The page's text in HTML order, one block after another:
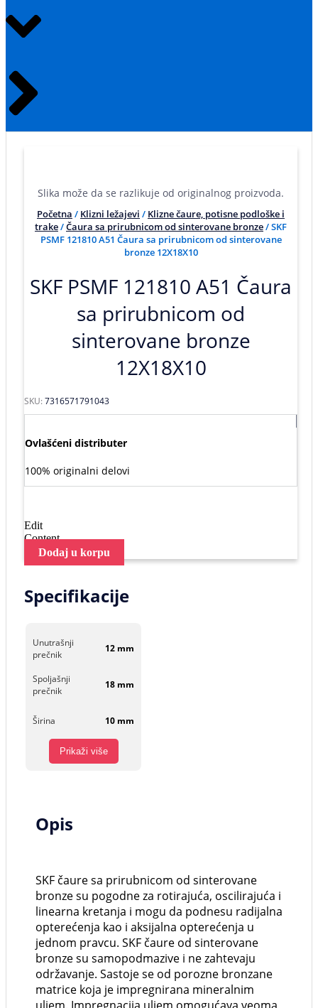
Slika može da se razlikuje od originalnog proizvoda.
Početna / Klizni ležajevi / Klizne čaure, potisne podloške i
trake/Čaura sa prirubnicom od sinterovane bronze/ SKF
PSMF 121810 A51 Čaura sa prirubnicom od sinterovane
bronze 12X18X10
SKF PSMF 121810 A51 Čaura
sa prirubnicom od
sinterovane bronze
12X18X10
SKU:7316571791043
Ovlašćeni distributer
100% originalni delovi
Edit
Content
Dodaj u korpu
Specifikacije
Unutrašnji
prečnik
12 mm
Spoljašnji
prečnik
18 mm
Širina 10 mm
Prikaži više
Opis
SKF čaure sa prirubnicom od sinterovane
bronze su pogodne za rotirajuća, oscilirajuća i
linearna kretanja i mogu da podnesu radijalna
opterećenja kao i aksijalna opterećenja u
jednom pravcu. SKF čaure od sinterovane
bronze su samopodmazive i ne zahtevaju
održavanje. Sastoje se od porozne bronzane
matrice koja je impregnirana mineralnim